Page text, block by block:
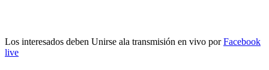
Los interesados deben Unirse ala transmisión en vivo porFacebook
live